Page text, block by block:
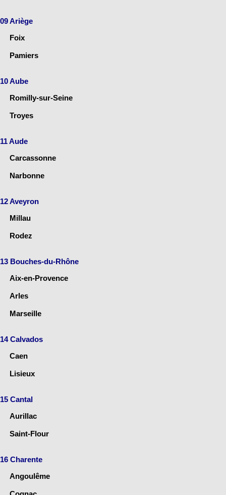
09 Ariège
Foix
Pamiers
10 Aube
Romilly-sur-Seine
Troyes
11 Aude
Carcassonne
Narbonne
12 Aveyron
Millau
Rodez
13 Bouches-du-Rhône
Aix-en-Provence
Arles
Marseille
14 Calvados
Caen
Lisieux
15 Cantal
Aurillac
Saint-Flour
16 Charente
Angoulême